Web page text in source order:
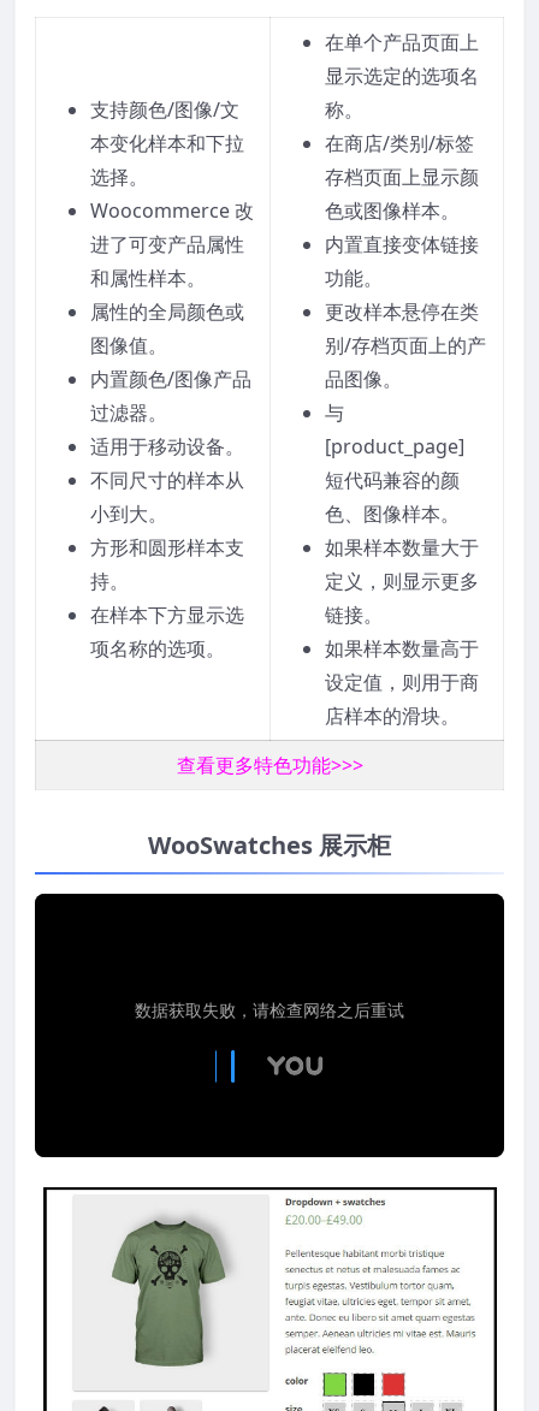
支持颜色/图像/文
本变化样本和下拉
选择。
Woocommerce 改
进了可变产品属性
和属性样本。
属性的全局颜色或
图像值。
内置颜色/图像产品
过滤器。
适用于移动设备。
不同尺寸的样本从
小到大。
方形和圆形样本支
持。
在样本下方显示选
项名称的选项。
在单个产品页面上
显示选定的选项名
称。
在商店/类别/标签
存档页面上显示颜
色或图像样本。
内置直接变体链接
功能。
更改样本悬停在类
别/存档页面上的产
品图像。
与
[product_page]
短代码兼容的颜
色、图像样本。
如果样本数量大于
定义，则显示更多
链接。
如果样本数量高于
设定值，则用于商
店样本的滑块。
查看更多特色功能>>>
WooSwatches 展示柜